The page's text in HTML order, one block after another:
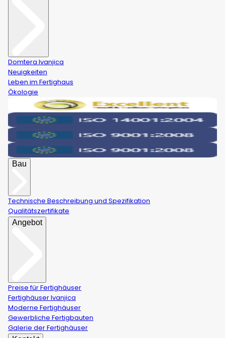
Domtera Ivanjica
Neuigkeiten
Leben im Fertighaus
Ökologie
Bau
Technische Beschreibung und Spezifikation
Qualitätszertifikate
Angebot
Preise für Fertighäuser
Fertighäuser Ivanjica
Moderne Fertighäuser
Gewerbliche Fertigbauten
Galerie der Fertighäuser